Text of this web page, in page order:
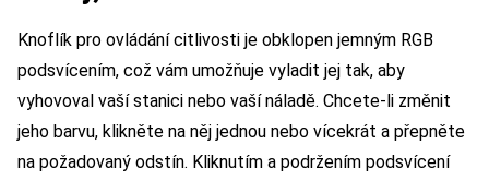
Knoflík pro ovládání citlivosti je obklopen jemným RGB
podsvícením, což vám umožňuje vyladit jej tak, aby
vyhovoval vaší stanici nebo vaší náladě. Chcete-li změnit
jeho barvu, klikněte na něj jednou nebo vícekrát a přepněte
na požadovaný odstín. Kliknutím a podržením podsvícení